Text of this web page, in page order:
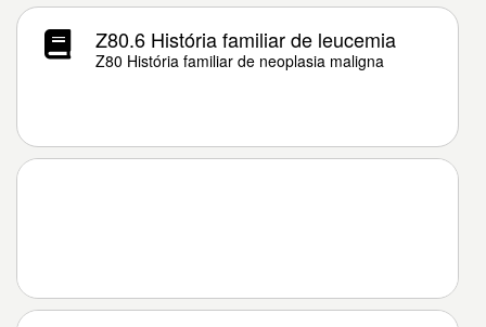
Z80.6 História familiar de leucemia
Z80 História familiar de neoplasia maligna